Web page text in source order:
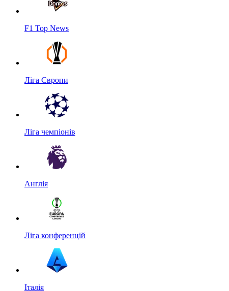
F1 Top News
Ліга Європи
Ліга чемпіонів
Англія
Ліга конференцій
Італія